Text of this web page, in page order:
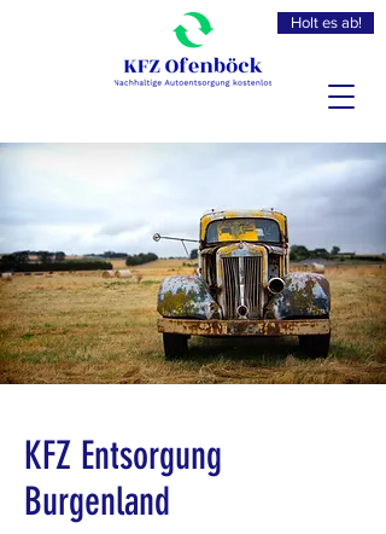
Holt es ab!
KFZ Entsorgung
Burgenland